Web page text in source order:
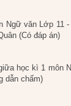
Ngữ văn Lớp 11 -
(Có đáp án)
học kì 1 môn
dẫn chấm)